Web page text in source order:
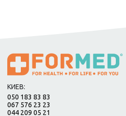
КИЕВ:
050 183 83 83
067 576 23 23
044 209 05 21